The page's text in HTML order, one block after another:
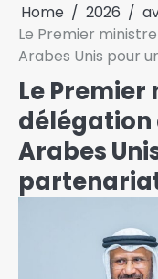
Home 2026
Le Premier
Arabes Unis pour
Le
délégation
Arabes